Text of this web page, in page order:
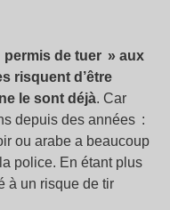
permis de tuer » aux
risquent d’être
le sont déjà. Car
depuis des années :
ou arabe a beaucoup
police. En étant plus
à un risque de tir